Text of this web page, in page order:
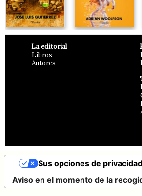
La editorial
Libros
Autores
Aviso en el momento de la
Sus opciones de privacidad